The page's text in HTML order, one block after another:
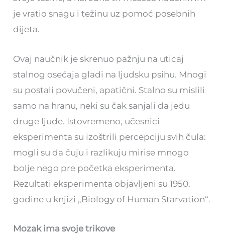
je vratio snagu i težinu uz pomoć posebnih
dijeta.
Ovaj naučnik je skrenuo pažnju na uticaj
stalnog osećaja gladi na ljudsku psihu. Mnogi
su postali povučeni, apatični. Stalno su mislili
samo na hranu, neki su čak sanjali da jedu
druge ljude. Istovremeno, učesnici
eksperimenta su izoštrili percepciju svih čula:
mogli su da čuju i razlikuju mirise mnogo
bolje nego pre početka eksperimenta.
Rezultati eksperimenta objavljeni su 1950.
godine u knjizi „Biology of Human Starvation“.
Mozak ima svoje trikove